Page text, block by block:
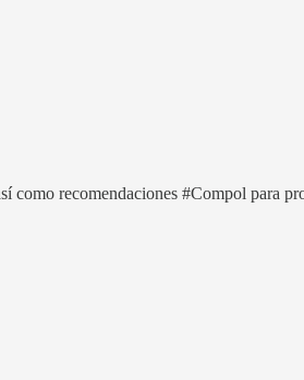
como recomendaciones #Compol para